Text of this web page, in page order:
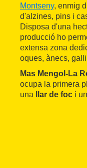
Montseny, enmig
d'alzines, pins i
Disposa d'una
producció ho
extensa zona
oques, ànecs,
Mas Mengol-La
ocupa la primera
una
llar de foc i